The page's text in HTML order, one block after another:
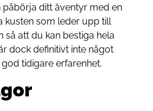
ditt äventyr med en
kusten som leder upp till
så att du kan bestiga hela
dock definitivt inte något
tidigare erfarenhet.